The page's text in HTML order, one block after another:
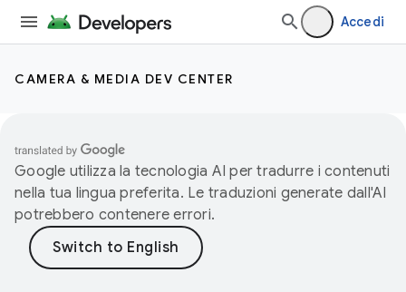
Accedi
CAMERA & MEDIA DEV CENTER
Google utilizza la tecnologia AI per tradurre i contenuti
nella tua lingua preferita. Le traduzioni generate dall'AI
potrebbero contenere errori.